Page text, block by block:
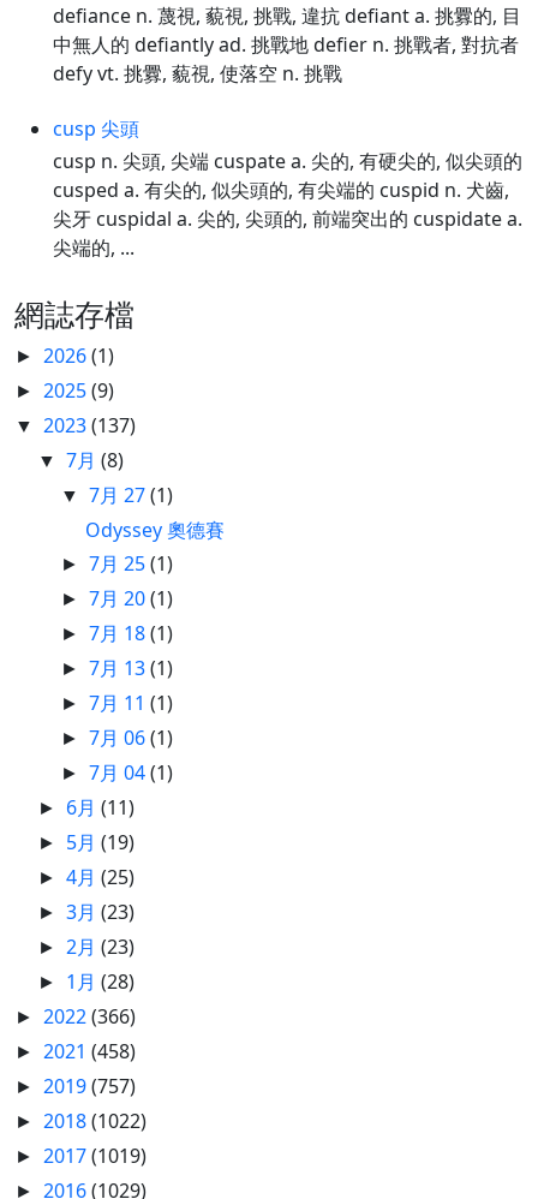
defiance n. 蔑視, 藐視, 挑戰, 違抗 defiant a. 挑釁的, 目
中無人的 defiantly ad. 挑戰地 defier n. 挑戰者, 對抗者
defy vt. 挑釁, 藐視, 使落空 n. 挑戰
cusp 尖頭
cusp n. 尖頭, 尖端 cuspate a. 尖的, 有硬尖的, 似尖頭的
cusped a. 有尖的, 似尖頭的, 有尖端的 cuspid n. 犬齒,
尖牙 cuspidal a. 尖的, 尖頭的, 前端突出的 cuspidate a.
尖端的, ...
網誌存檔
► 2026(1)
► 2025(9)
▼ 2023(137)
▼7月(8)
▼7月 27(1)
Odyssey 奧德賽
►7月 25(1)
►7月 20(1)
►7月 18(1)
►7月 13(1)
►7月 11(1)
►7月 06(1)
►7月 04(1)
► 6月(11)
► 5月(19)
►4月(25)
►3月(23)
► 2月(23)
► 1月(28)
► 2022(366)
► 2021 (458)
► 2019(757)
► 2018(1022)
► 2017(1019)
► 2016(1029)